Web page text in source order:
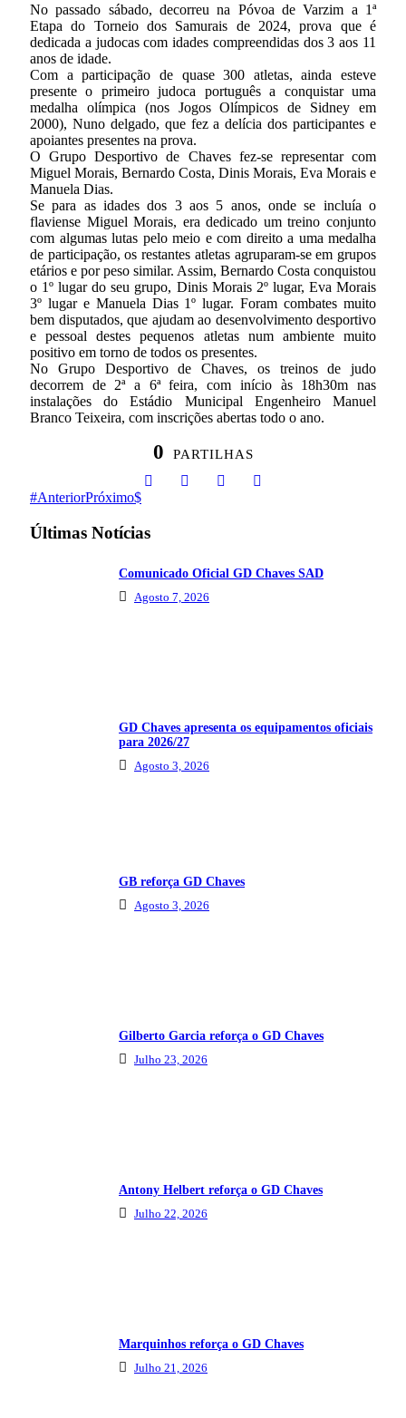
No passado sábado, decorreu na Póvoa de Varzim a 1ª
Etapa do Torneio dos Samurais de 2024, prova que é
dedicada a judocas com idades compreendidas dos 3 aos 11
anos de idade.
Com a participação de quase 300 atletas, ainda esteve
presente o primeiro judoca português a conquistar uma
medalha olímpica (nos Jogos Olímpicos de Sidney em
2000), Nuno delgado, que fez a delícia dos participantes e
apoiantes presentes na prova.
O Grupo Desportivo de Chaves fez-se representar com
Miguel Morais, Bernardo Costa, Dinis Morais, Eva Morais e
Manuela Dias.
Se para as idades dos 3 aos 5 anos, onde se incluía o
flaviense Miguel Morais, era dedicado um treino conjunto
com algumas lutas pelo meio e com direito a uma medalha
de participação, os restantes atletas agruparam-se em grupos
etários e por peso similar. Assim, Bernardo Costa conquistou
o 1º lugar do seu grupo, Dinis Morais 2º lugar, Eva Morais
3º lugar e Manuela Dias 1º lugar. Foram combates muito
bem disputados, que ajudam ao desenvolvimento desportivo
e pessoal destes pequenos atletas num ambiente muito
positivo em torno de todos os presentes.
No Grupo Desportivo de Chaves, os treinos de judo
decorrem de 2ª a 6ª feira, com início às 18h30m nas
instalações do Estádio Municipal Engenheiro Manuel
Branco Teixeira, com inscrições abertas todo o ano.
0 PARTILHAS
AnteriorPróximo
Últimas Notícias
Comunicado Oficial GD Chaves SAD
Agosto 7, 2026
GD Chaves apresenta os equipamentos oficiais
para 2026/27
Agosto 3, 2026
GB reforça GD Chaves
Agosto 3, 2026
Gilberto Garcia reforça o GD Chaves
Julho 23, 2026
Antony Helbert reforça o GD Chaves
Julho 22, 2026
Marquinhos reforça o GD Chaves
Julho 21, 2026